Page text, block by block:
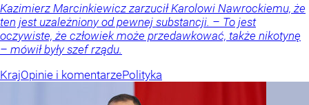
Kazimierz Marcinkiewicz zarzucił Karolowi Nawrockiemu, że
ten jest uzależniony od pewnej substancji. – To jest
oczywiste, że człowiek może przedawkować, także nikotynę
– mówił były szef rządu.
KrajOpinie i komentarzePolityka